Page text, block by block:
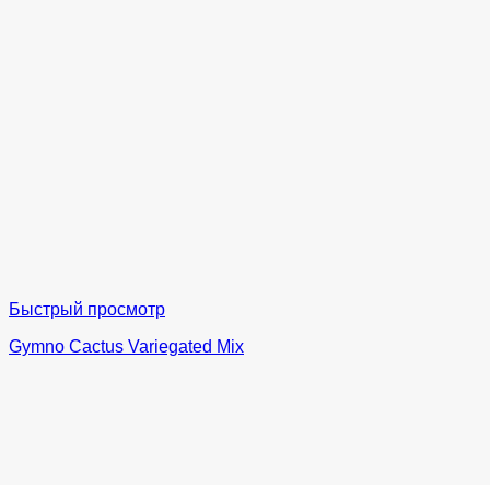
Быстрый просмотр
Gymno Cactus Variegated Mix